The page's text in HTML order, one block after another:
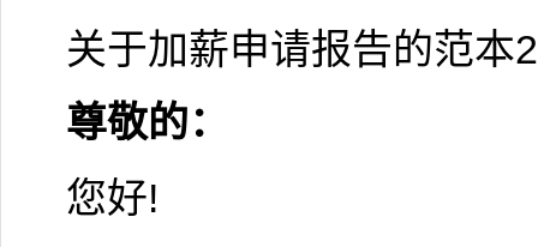
关于加薪申请报告的范本2
尊敬的：
您好!